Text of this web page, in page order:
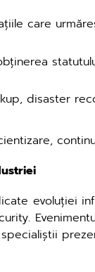
care
disaster
evoluției